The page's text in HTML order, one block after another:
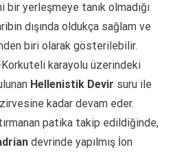
yerleşmeye tanık olmadığı
dışında oldukça sağlam ve
biri olarak gösterilebilir.
Korkuteli karayolu üzerindeki
Hellenistik Devir suru ile
zirvesine kadar devam eder.
patika takip edildiğinde,
devrinde yapılmış İon